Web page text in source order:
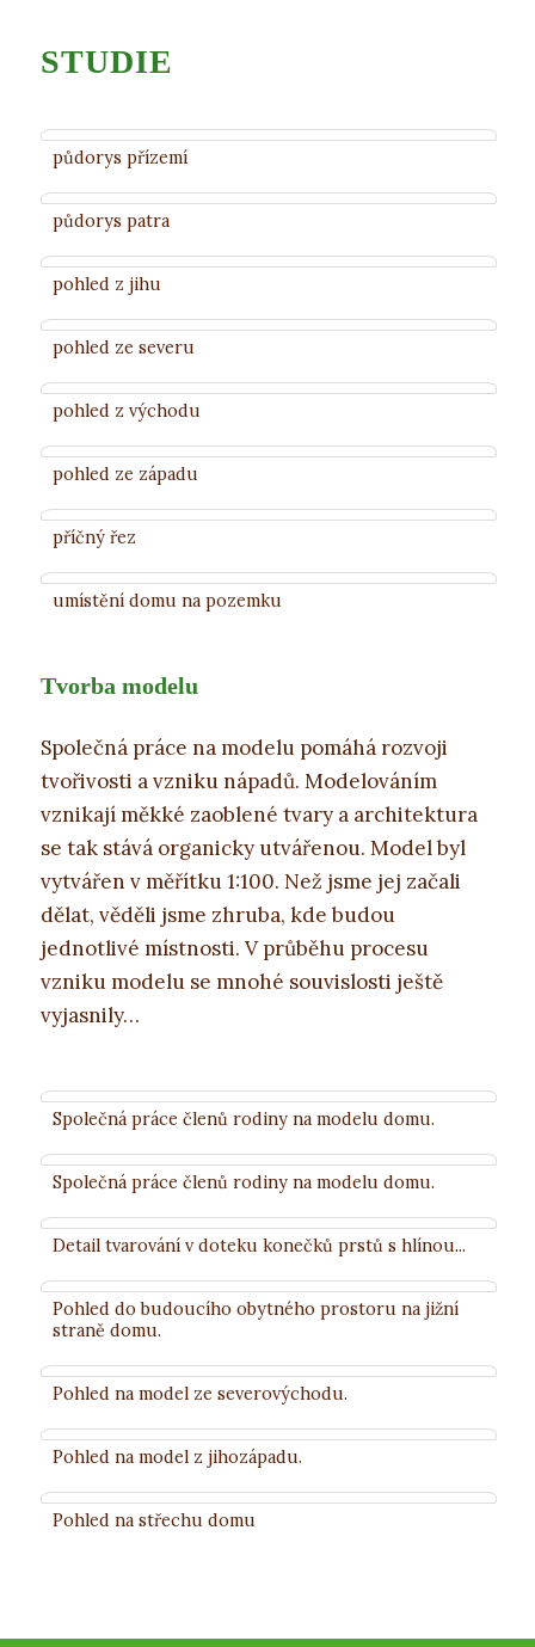
STUDIE
půdorys přízemí
půdorys patra
pohled z jihu
pohled ze severu
pohled z východu
pohled ze západu
příčný řez
umístění domu na pozemku
Tvorba modelu
Společná práce na modelu pomáhá rozvoji
tvořivosti a vzniku nápadů. Modelováním
vznikají měkké zaoblené tvary a architektura
se tak stává organicky utvářenou. Model byl
vytvářen v měřítku 1:100. Než jsme jej začali
dělat, věděli jsme zhruba, kde budou
jednotlivé místnosti. V průběhu procesu
vzniku modelu se mnohé souvislosti ještě
vyjasnily…
Společná práce členů rodiny na modelu domu.
Společná práce členů rodiny na modelu domu.
Detail tvarování v doteku konečků prstů s hlínou...
Pohled do budoucího obytného prostoru na jižní
straně domu.
Pohled na model ze severovýchodu.
Pohled na model z jihozápadu.
Pohled na střechu domu